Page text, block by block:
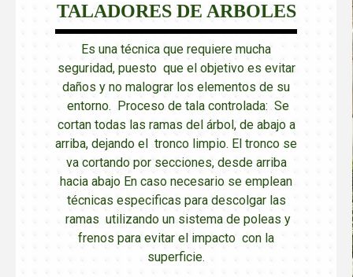
TALADORES DE ARBOLES
Es una técnica que requiere mucha
seguridad, puesto que el objetivo es evitar
daños y no malograr los elementos de su
entorno. Proceso de tala controlada: Se
cortan todas las ramas del árbol, de abajo a
arriba, dejando el tronco limpio. El tronco se
va cortando por secciones, desde arriba
hacia abajo En caso necesario se emplean
técnicas especificas para descolgar las
ramas utilizando un sistema de poleas y
frenos para evitar el impacto con la
superficie.